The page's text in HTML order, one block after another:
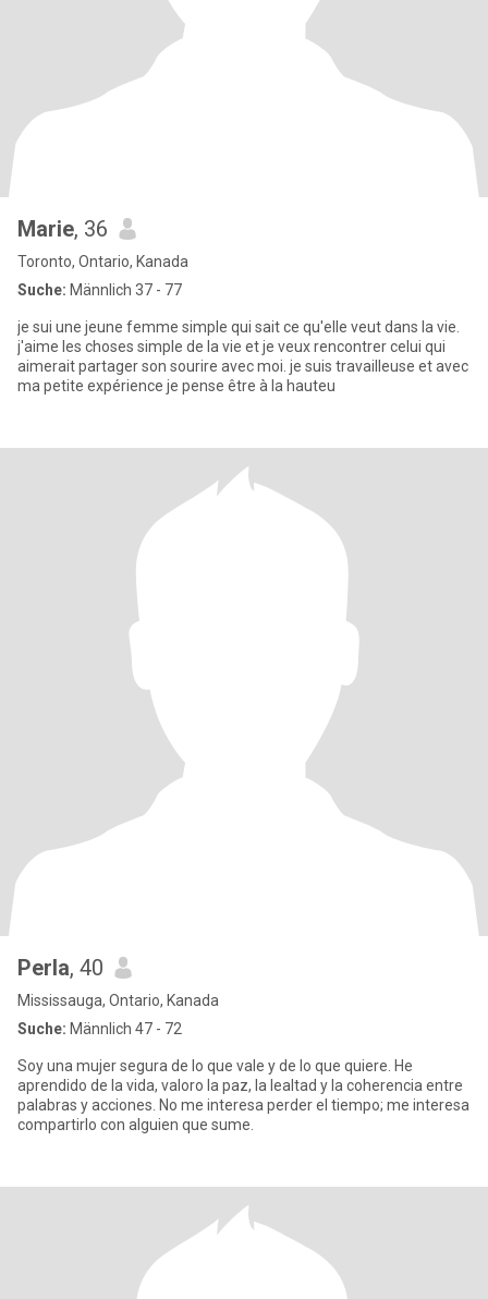
Marie, 36
Toronto, Ontario, Kanada
Suche: Männlich 37 - 77
je sui une jeune femme simple qui sait ce qu'elle veut dans la vie.
j'aime les choses simple de la vie et je veux rencontrer celui qui
aimerait partager son sourire avec moi. je suis travailleuse et avec
ma petite expérience je pense être à la hauteu
Perla, 40
Mississauga, Ontario, Kanada
Suche: Männlich 47 - 72
Soy una mujer segura de lo que vale y de lo que quiere. He
aprendido de la vida, valoro la paz, la lealtad y la coherencia entre
palabras y acciones. No me interesa perder el tiempo; me interesa
compartirlo con alguien que sume.